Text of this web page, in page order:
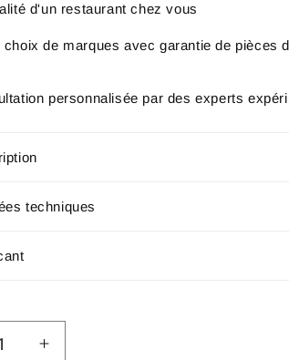
d'un restaurant chez vous
choix de marques avec garantie de pièces
personnalisée par des experts
techniques
Augmenter